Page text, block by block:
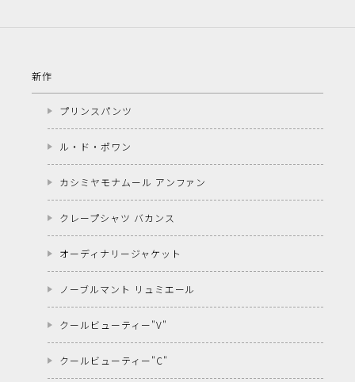
新作
プリンスパンツ
ル・ド・ポワン
カシミヤモナムール アンファン
クレープシャツ バカンス
オーディナリージャケット
ノーブルマント リュミエール
クールビューティー"V"
クールビューティー"C"